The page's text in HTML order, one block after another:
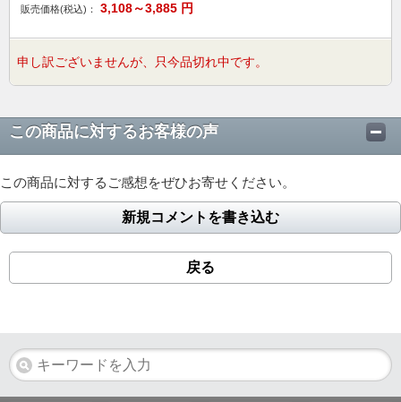
販売価格(税込)： 3,108～3,885 円
申し訳ございませんが、只今品切れ中です。
この商品に対するお客様の声
この商品に対するご感想をぜひお寄せください。
新規コメントを書き込む
戻る